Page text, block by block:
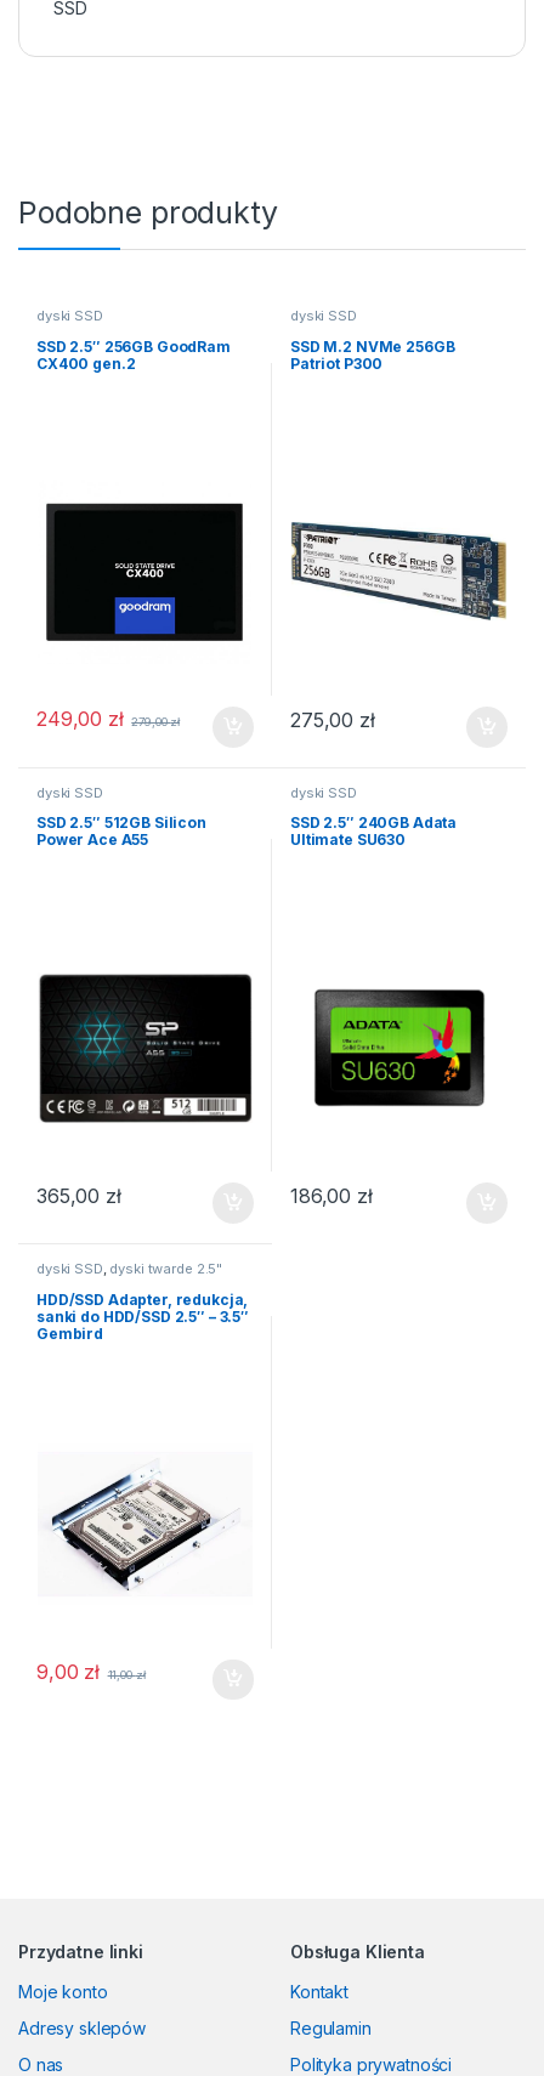
SSD
Podobne produkty
dyski SSD
SSD 2.5″ 256GB GoodRam
CX400 gen.2
249,00 zł 279,00zł
dyski SSD
SSD M.2 NVMe 256GB
Patriot P300
275,00 zł
dyski SSD
SSD 2.5″ 512GB Silicon
Power Ace A55
365,00 zł
dyski SSD
SSD 2.5″ 240GB Adata
Ultimate SU630
186,00 zł
dyski SSD, dyski twarde 2.5"
HDD/SSD Adapter, redukcja,
sanki do HDD/SSD 2.5″ – 3.5″
Gembird
9,00 zł 11,00zł
Przydatne linki
Moje konto
Adresy sklepów
O nas
Obsługa Klienta
Kontakt
Regulamin
Polityka prywatności